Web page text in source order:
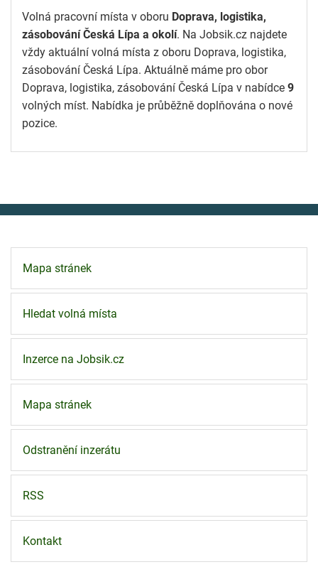
Volná pracovní místa v oboru Doprava, logistika,
zásobování Česká Lípa a okolí. Na Jobsik.cz najdete
vždy aktuální volná místa z oboru Doprava, logistika,
zásobování Česká Lípa. Aktuálně máme pro obor
Doprava, logistika, zásobování Česká Lípa v nabídce 9
volných míst. Nabídka je průběžně doplňována o nové
pozice.
Mapa stránek
Hledat volná místa
Inzerce na Jobsik.cz
Mapa stránek
Odstranění inzerátu
RSS
Kontakt